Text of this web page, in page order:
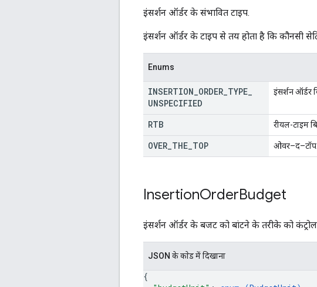
इंसर्शन ऑर्डर के संभावित टाइप.
इंसर्शन ऑर्डर के टाइप से तय होता है कि कौनसी
Enums
INSERTION ORDER TYPE
UNSPECIFIED
इंसर्शन ऑर्डर
RTB रीयल-टाइम
OVER THE TOP ओवर–द–टॉप.
InsertionOrderBudget
इंसर्शन ऑर्डर के बजट को बांटने के तरीके को
JSON के काेड में दिखाना
{